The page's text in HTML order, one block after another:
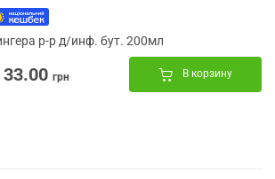
р-р д/инф. бут. 200мл
33.00 грн В корзину